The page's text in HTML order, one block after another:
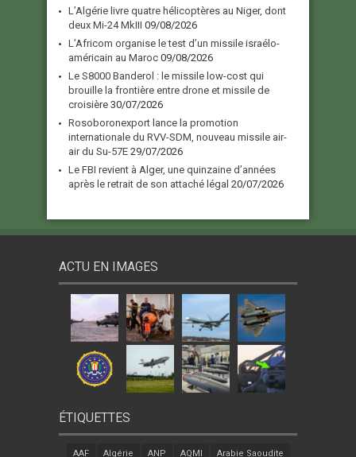
L’Algérie livre quatre hélicoptères au Niger, dont
deux Mi-24 MkIII 09/08/2026
L’Africom organise le test d’un missile israélo-
américain au Maroc 09/08/2026
Le S8000 Banderol : le missile low-cost qui
brouille la frontière entre drone et missile de
croisière 30/07/2026
Rosoboronexport lance la promotion
internationale du RVV-SDM, nouveau missile air-
air du Su-57E 29/07/2026
Le FBI revient à Alger, une quinzaine d’années
après le retrait de son attaché légal 20/07/2026
ACTU EN IMAGES
ÉTIQUETTES
AAF Algérie ANP AQMI Arabie Saoudite